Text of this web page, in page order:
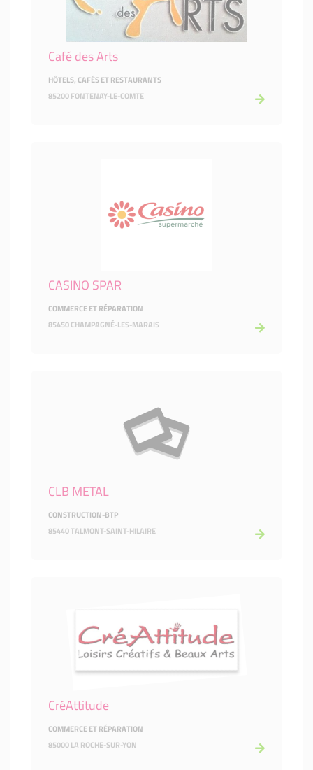
Café des Arts
HÔTELS, CAFÉS ET RESTAURANTS
85200 FONTENAY-LE-COMTE
CASINO SPAR
COMMERCE ET RÉPARATION
85450 CHAMPAGNÉ-LES-MARAIS
CLB METAL
CONSTRUCTION-BTP
85440 TALMONT-SAINT-HILAIRE
CréAttitude
COMMERCE ET RÉPARATION
85000 LA ROCHE-SUR-YON